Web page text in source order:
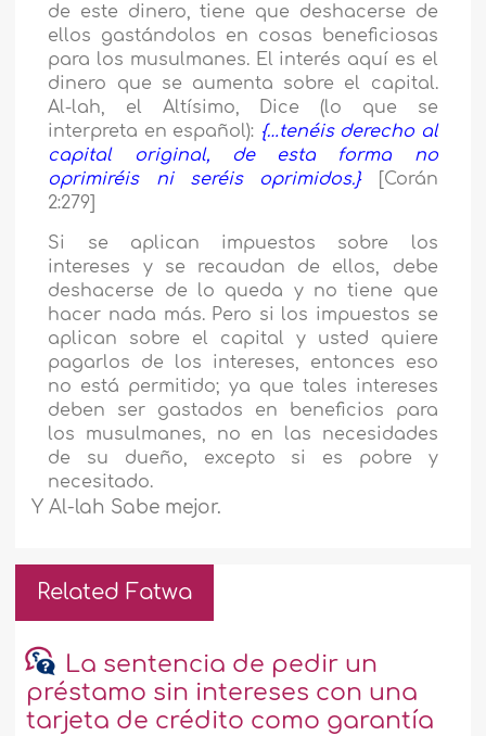
de este dinero, tiene que deshacerse de
ellos gastándolos en cosas beneficiosas
para los musulmanes. El interés aquí es el
dinero que se aumenta sobre el capital.
Al-lah, el Altísimo, Dice (lo que se
interpreta en español): {…tenéis derecho al
capital original, de esta forma no
oprimiréis ni seréis oprimidos.}[Corán
2:279]
Si se aplican impuestos sobre los
intereses y se recaudan de ellos, debe
deshacerse de lo queda y no tiene que
hacer nada más. Pero si los impuestos se
aplican sobre el capital y usted quiere
pagarlos de los intereses, entonces eso
no está permitido; ya que tales intereses
deben ser gastados en beneficios para
los musulmanes, no en las necesidades
de su dueño, excepto si es pobre y
necesitado.
Y Al-lah Sabe mejor.
Related Fatwa
La sentencia de pedir un
préstamo sin intereses con una
tarjeta de crédito como garantía